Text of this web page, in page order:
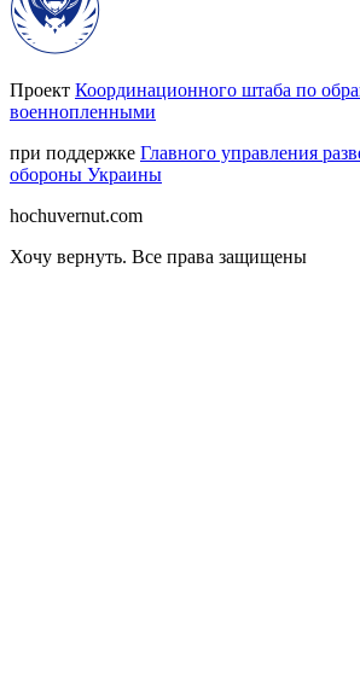
Проект Координационного штаба по
военнопленными
при поддержке Главного управления
обороны Украины
hochuvernut.com
Хочу вернуть. Все права защищены